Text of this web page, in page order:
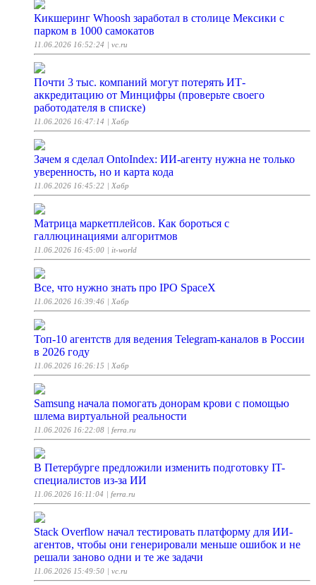
Кикшеринг Whoosh заработал в столице Мексики с
парком в 1000 самокатов
11.06.2026 16:52:24 | vc.ru
Почти 3 тыс. компаний могут потерять ИТ-
аккредитацию от Минцифры (проверьте своего
работодателя в списке)
11.06.2026 16:47:14 | Хабр
Зачем я сделал OntoIndex: ИИ-агенту нужна не только
уверенность, но и карта кода
11.06.2026 16:45:22 | Хабр
Матрица маркетплейсов. Как бороться с
галлюцинациями алгоритмов
11.06.2026 16:45:00 | it-world
Все, что нужно знать про IPO SpaceX
11.06.2026 16:39:46 | Хабр
Топ-10 агентств для ведения Telegram-каналов в России
в 2026 году
11.06.2026 16:26:15 | Хабр
Samsung начала помогать донорам крови с помощью
шлема виртуальной реальности
11.06.2026 16:22:08 | ferra.ru
В Петербурге предложили изменить подготовку IT-
специалистов из-за ИИ
11.06.2026 16:11:04 | ferra.ru
Stack Overflow начал тестировать платформу для ИИ-
агентов, чтобы они генерировали меньше ошибок и не
решали заново одни и те же задачи
11.06.2026 15:49:50 | vc.ru